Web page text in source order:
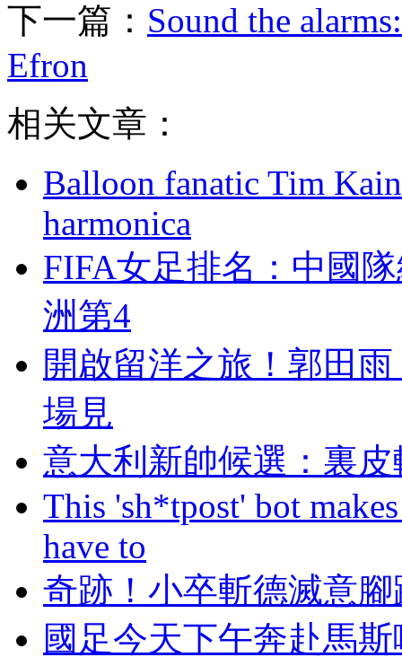
下一篇： Sound the
Efron
相关文章：
Balloon fanatic Tim
harmonica
FIFA女足排名 ：中國
洲第4
開啟留洋之旅！郭田
場見
意大利新帥候選 ：
This 'sh*tpost' bot
have to
奇跡！小卒斬德滅
國足今天下午奔赴馬